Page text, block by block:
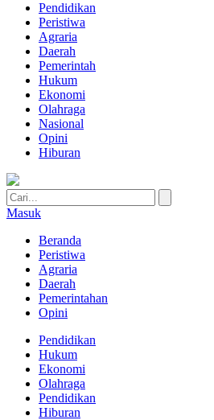
Pendidikan
Peristiwa
Agraria
Daerah
Pemerintah
Hukum
Ekonomi
Olahraga
Nasional
Opini
Hiburan
Masuk
Beranda
Peristiwa
Agraria
Daerah
Pemerintahan
Opini
Pendidikan
Hukum
Ekonomi
Olahraga
Pendidikan
Hiburan